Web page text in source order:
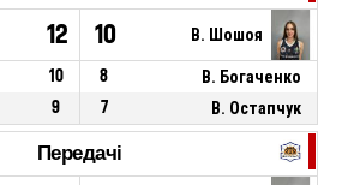
12 10 В. Шошоя
10 8
В. Богаченко
9 7 В. Остапчук
Передачі